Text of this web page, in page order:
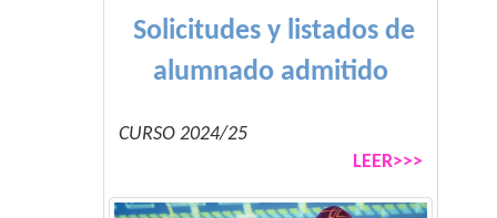
Solicitudes y listados de
alumnado admitido
CURSO 2024/25
LEER>>>